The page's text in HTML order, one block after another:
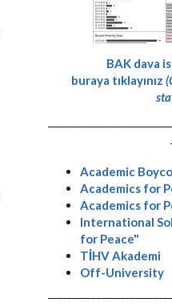
BAK dava
buraya tıklayınız
Academic
Academics for
Academics for
International
for Peace"
TİHV Akademi
Off-University